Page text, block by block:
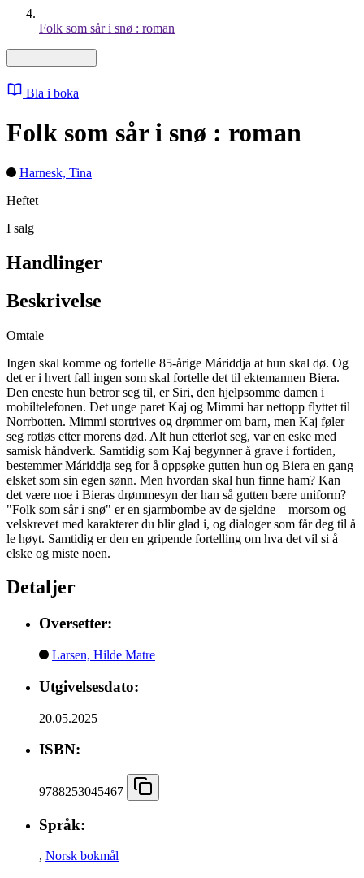
Folk som sår i snø : roman
Bla i boka
Folk som sår i snø : roman
Harnesk, Tina
Heftet
I salg
Handlinger
Beskrivelse
Omtale
Ingen skal komme og fortelle 85-årige Máriddja at hun skal dø. Og
det er i hvert fall ingen som skal fortelle det til ektemannen Biera.
Den eneste hun betror seg til, er Siri, den hjelpsomme damen i
mobiltelefonen. Det unge paret Kaj og Mimmi har nettopp flyttet til
Norrbotten. Mimmi stortrives og drømmer om barn, men Kaj føler
seg rotløs etter morens død. Alt hun etterlot seg, var en eske med
samisk håndverk. Samtidig som Kaj begynner å grave i fortiden,
bestemmer Máriddja seg for å oppsøke gutten hun og Biera en gang
elsket som sin egen sønn. Men hvordan skal hun finne ham? Kan
det være noe i Bieras drømmesyn der han så gutten bære uniform?
"Folk som sår i snø" er en sjarmbombe av de sjeldne – morsom og
velskrevet med karakterer du blir glad i, og dialoger som får deg til å
le høyt. Samtidig er den en gripende fortelling om hva det vil si å
elske og miste noen.
Detaljer
Oversetter:
Larsen, Hilde Matre
Utgivelsesdato:
20.05.2025
ISBN:
9788253045467
Språk:
, Norsk bokmål